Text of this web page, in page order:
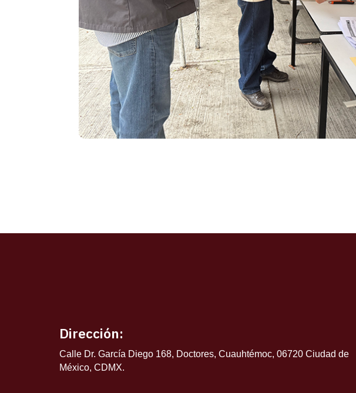
Dirección:
Calle Dr. García Diego 168, Doctores, Cuauhtémoc, 06720 Ciudad de
México, CDMX.